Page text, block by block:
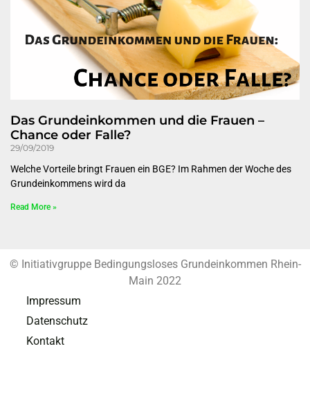
Das Grundeinkommen und die Frauen –
Chance oder Falle?
29/09/2019
Welche Vorteile bringt Frauen ein BGE? Im Rahmen der Woche des
Grundeinkommens wird da
Read More »
© Initiativgruppe Bedingungsloses Grundeinkommen Rhein-
Main 2022
Impressum
Datenschutz
Kontakt